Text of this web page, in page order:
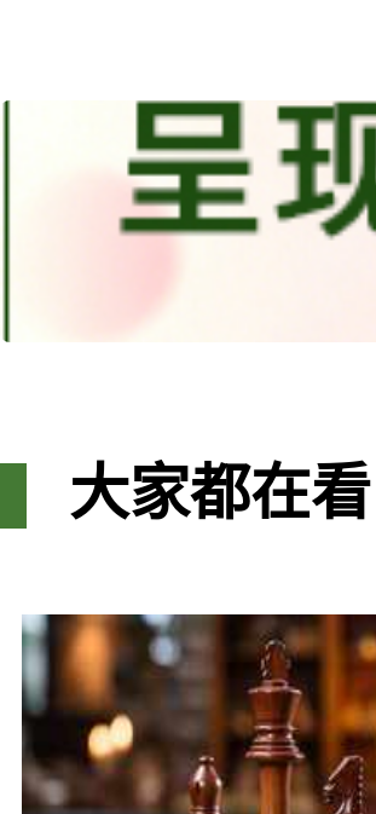
大家都在看